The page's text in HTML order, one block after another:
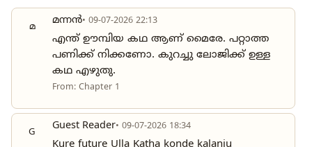
മ മന്നൻ• 09-07-2026 22:13
എന്ത് ഊമ്പിയ കഥ ആണ് മൈരേ. പറ്റാത്ത
പണിക്ക് നിക്കണോ. കുറച്ചു ലോജിക്ക് ഉള്ള
കഥ എഴുതു.
From: Chapter 1
G Guest Reader• 09-07-2026 18:34